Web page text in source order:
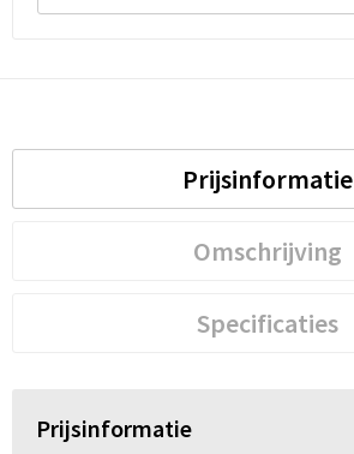
Prijsinformatie
Omschrijving
Specificaties
Prijsinformatie